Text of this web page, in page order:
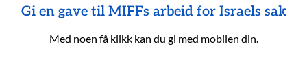
Gi en gave til MIFFs arbeid for Israels sak
Med noen få klikk kan du gi med mobilen din.